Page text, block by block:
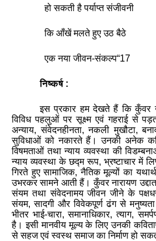
हो सकती है पर्याप्‍त संजीवनी
कि आँखें मलते हुए उठ बैठे
एक नया जीवन-संकल्‍प“17
निष्कर्ष :
इस प्रकार हम देखते हैं कि कुँवर
विविध पहलुओं पर सूक्ष्म एवं गहराई से
अन्याय,संवेदनहीनता,नकली मुखौटा,
सुविधाओं को नकारते हैं। उनकी अनेक
वि‍षमताओं तथा न्‍याय व्‍यवस्‍था की
न्‍याय व्‍यवस्‍था के छद्म रूप, भ्रष्‍टाचार में
गिरते हुए सामाजिक,नैतिक मूल्‍यों का
उभरकर सामने आती हैं। कुँवर नारायण उद्दात
संयम तथा संवेदनामय जीवन जीने के
संयम,सादगी और विवेकपूर्ण ढंग से
भीतर भाई-चारा,समानाधिकार,त्‍याग,
है। इसी मानवीय मूल्य के लिए उनकी
से सहज एवं स्वस्थ समाज का निर्माण हो